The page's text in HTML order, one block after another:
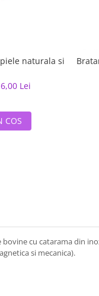
naturala si
Lei
COS
cu catarama din
si mecanica).